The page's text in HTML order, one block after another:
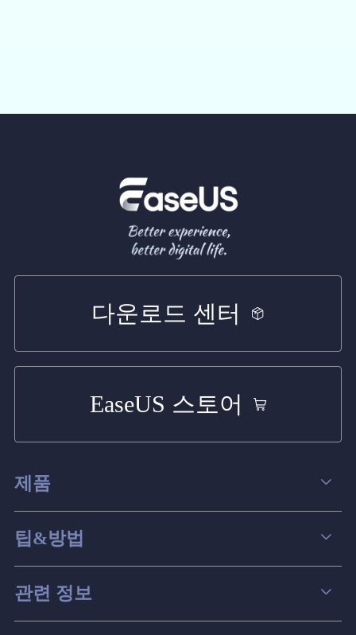
다운로드 센터
EaseUS 스토어
제품
데이터 복구
파티션 관리
스크린 레코더
팁&방법
컴퓨터 데이터 복구 팁
맥 데이터 복구 팁
관련 정보